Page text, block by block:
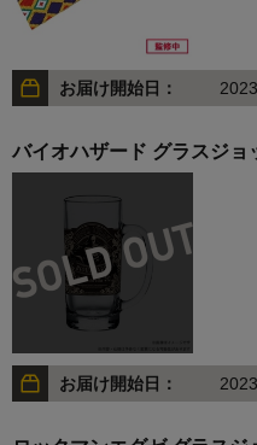
お届け開始日：
バイオハザード グラスジョ
お届け開始日：